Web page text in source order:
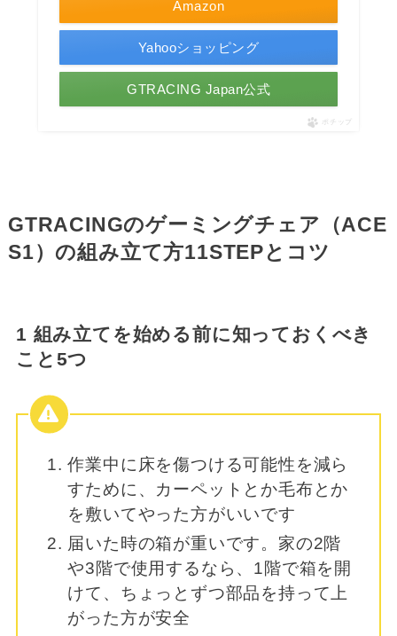
Amazon
Yahooショッピング
GTRACING Japan公式
ポチップ
GTRACINGのゲーミングチェア（ACE
S1）の組み立て方11STEPとコツ
1 組み立てを始める前に知っておくべき
こと5つ
作業中に床を傷つける可能性を減ら
すために、カーペットとか毛布とか
を敷いてやった方がいいです
届いた時の箱が重いです。家の2階
や3階で使用するなら、1階で箱を開
けて、ちょっとずつ部品を持って上
がった方が安全